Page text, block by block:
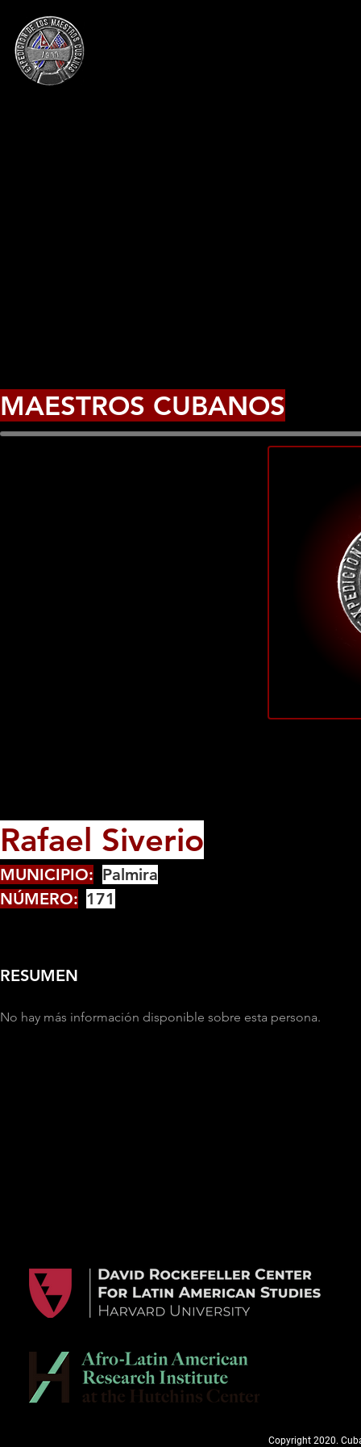
MAESTROS CUBANOS
Rafael Siverio
MUNICIPIO: Palmira
NÚMERO: 171
RESUMEN
No hay más información disponible sobre esta persona.
Copyright 2020.